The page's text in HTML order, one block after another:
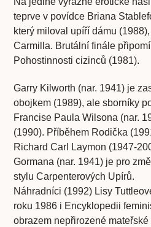
teprve v povídce Briana
který miloval upíří dámu
Carmilla. Brutální finále
Pohostinnosti cizinců (1981).
Garry Kilworth (nar. 1941) je
obojkem (1989), ale sborníky
Francise Paula Wilsona (nar.
(1990). Příběhem Rodička
Richard Carl Laymon (1947-
Gormana (nar. 1941) je pro
stylu Carpenterových Upírů.
Náhradníci (1992) Lisy
roku 1986 i Encyklopedii
obrazem nepřirozené